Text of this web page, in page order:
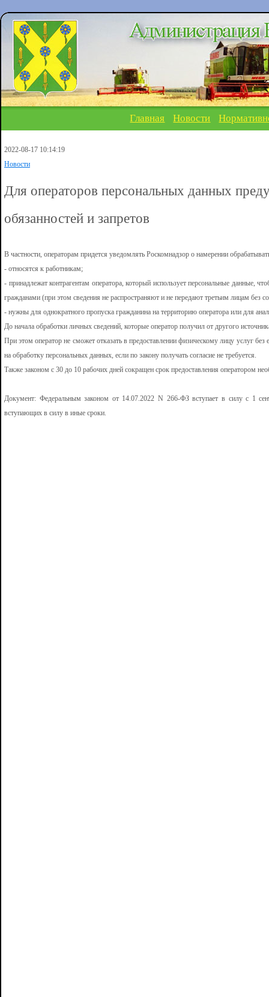
Главная Новости
2022-08-17 10:14:19
Новости
Для операторов персональных данных
обязанностей и запретов
В частности, операторам придется уведомлять Роскомнадзор о намерении
- относятся к работникам;
- принадлежат контрагентам оператора, который использует персональные данные,
гражданами (при этом сведения не распространяют и не передают третьим лицам без
- нужны для однократного пропуска гражданина на территорию оператора или для
До начала обработки личных сведений, которые оператор получил от другого
При этом оператор не сможет отказать в предоставлении физическому лицу услуг без
на обработку персональных данных, если по закону получать согласие не требуется.
Также законом с 30 до 10 рабочих дней сокращен срок предоставления оператором
Документ: Федеральным законом от 14.07.2022 N 266-ФЗ вступает в силу с 1
вступающих в силу в иные сроки.